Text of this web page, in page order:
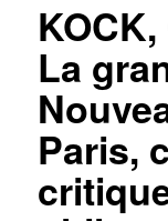
La
Paris,